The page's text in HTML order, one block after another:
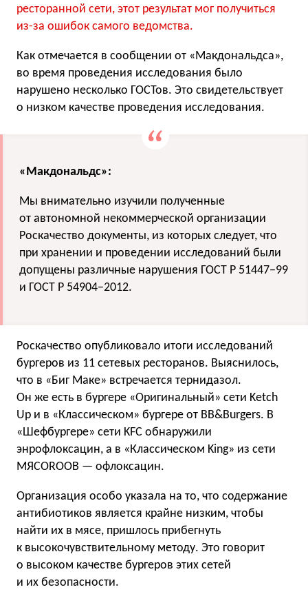
ресторанной сети, этот результат мог получиться
из-за ошибок самого ведомства.
Как отмечается в сообщении от «Макдональдса»,
во время проведения исследования было
нарушено несколько ГОСТов. Это свидетельствует
о низком качестве проведения исследования.
«Макдональдс»:
Мы внимательно изучили полученные
от автономной некоммерческой организации
Роскачество документы, из которых следует, что
при хранении и проведении исследований были
допущены различные нарушения ГОСТ Р 51447−99
и ГОСТ Р 54904−2012.
Роскачество опубликовало итоги исследований
бургеров из 11 сетевых ресторанов. Выяснилось,
что в «Биг Маке» встречается тернидазол.
Он же есть в бургере «Оригинальный» сети Ketch
Up и в «Классическом» бургере от BB&Burgers. В
«Шефбургере» сети KFC обнаружили
энрофлоксацин, а в «Классическом King» из сети
МЯСОROOB — офлоксацин.
Организация особо указала на то, что содержание
антибиотиков является крайне низким, чтобы
найти их в мясе, пришлось прибегнуть
к высокочувствительному методу. Это говорит
о высоком качестве бургеров этих сетей
и их безопасности.